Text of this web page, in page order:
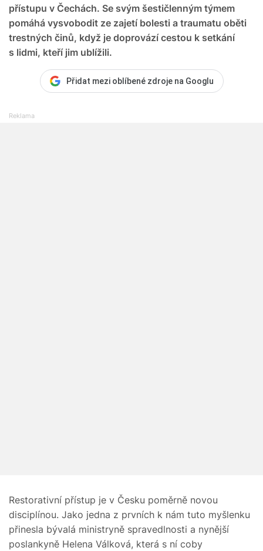
přístupu v Čechách. Se svým šestičlenným týmem
pomáhá vysvobodit ze zajetí bolesti a traumatu oběti
trestných činů, když je doprovází cestou k setkání
s lidmi, kteří jim ublížili.
Přidat mezi oblíbené zdroje na Googlu
Restorativní přístup je v Česku poměrně novou
disciplínou. Jako jedna z prvních k nám tuto myšlenku
přinesla bývalá ministryně spravedlnosti a nynější
poslankyně Helena Válková, která s ní coby